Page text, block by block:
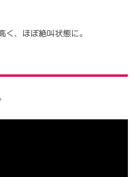
く、ほぼ絶叫状態に。